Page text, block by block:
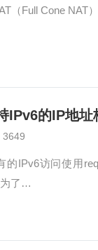
（Full Cone NAT
的IP地址
3649
的IPv6访问使用
为了…